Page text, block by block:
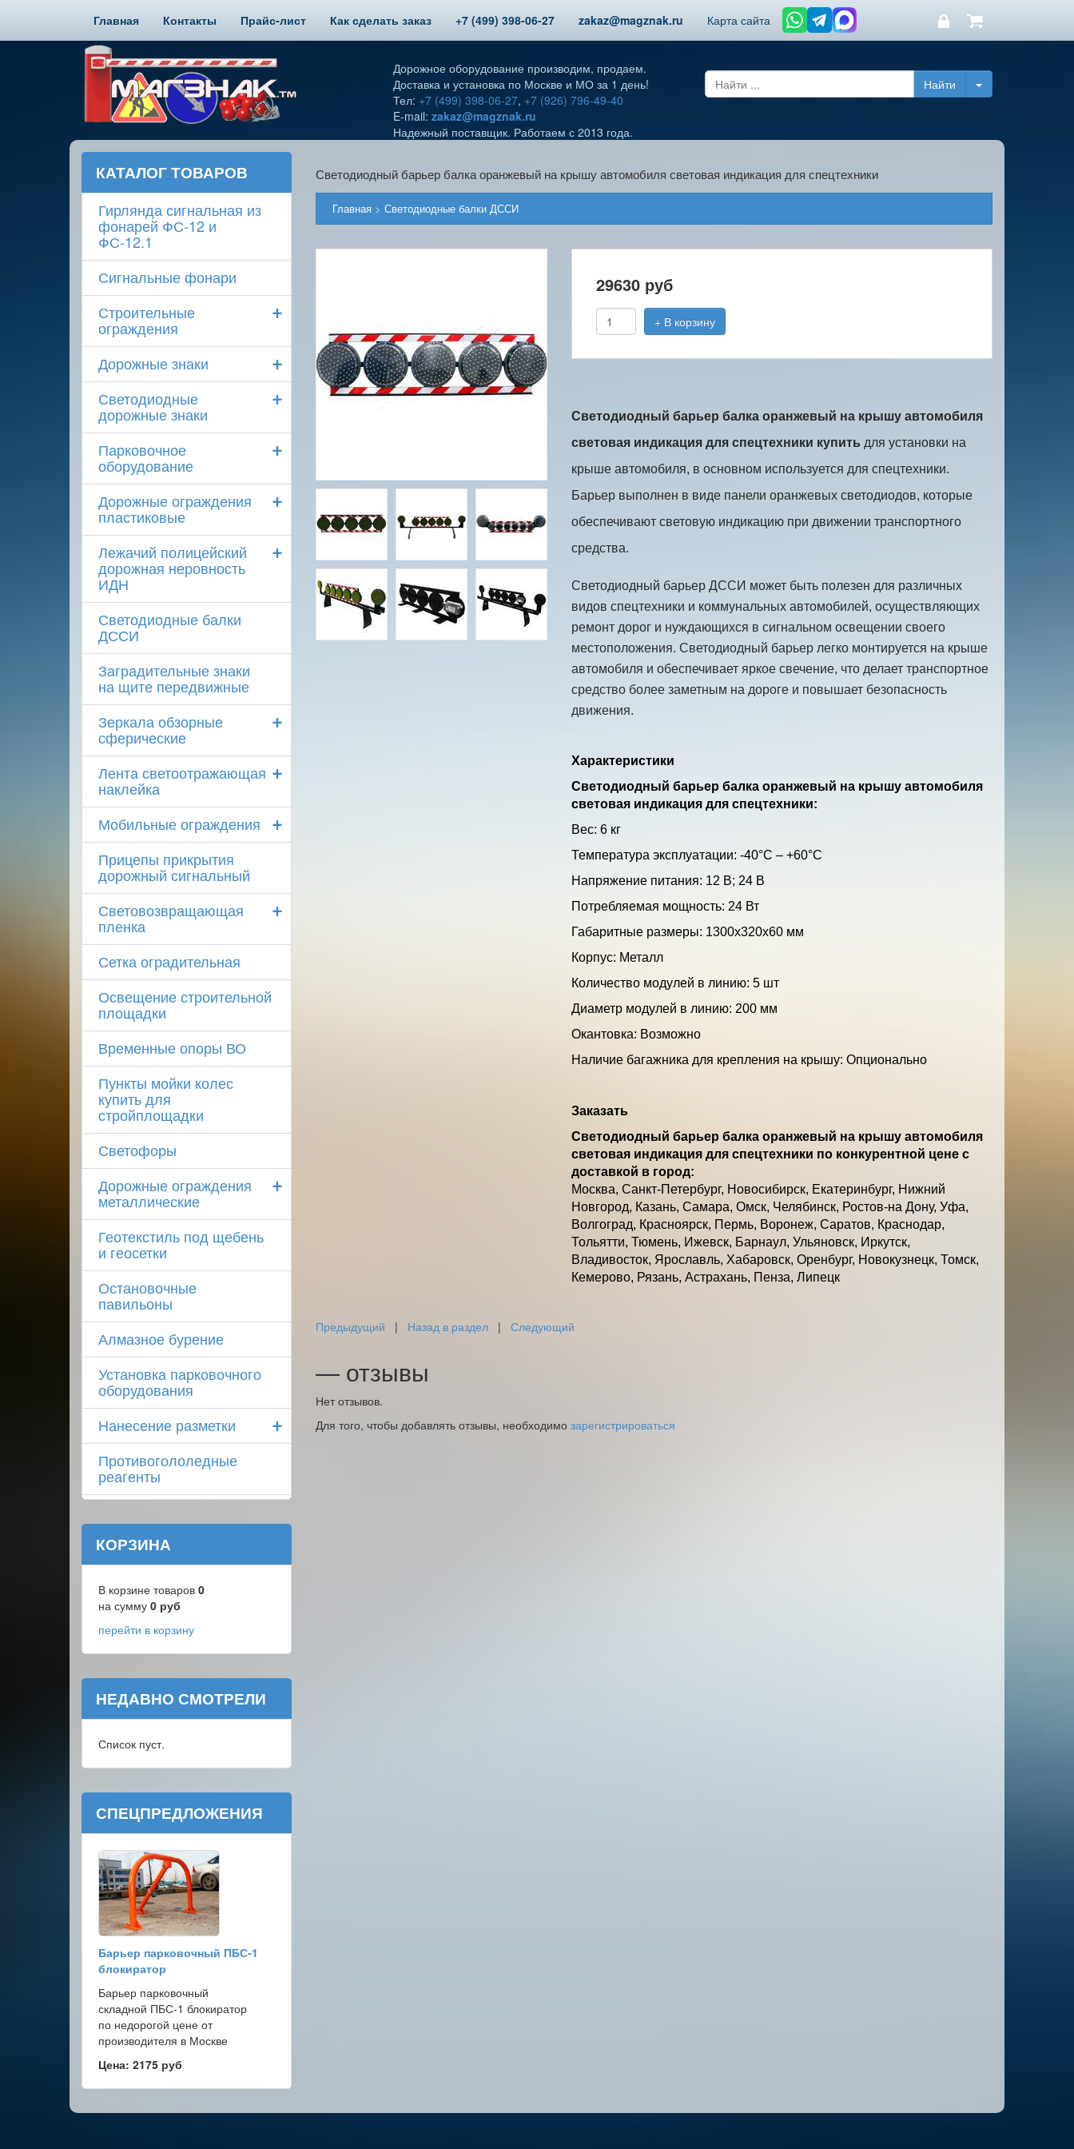
Главная Контакты Прайс-лист Как сделать заказ +7 (499) 398-06-27 zakaz@magznak.ru Карта сайта
Дорожное оборудование производим, продаем.
Доставка и установка по Москве и МО за 1 день!
Тел: +7 (499) 398-06-27, +7 (926) 796-49-40
E-mail: zakaz@magznak.ru
Надежный поставщик. Работаем с 2013 года.
Светодиодный барьер балка оранжевый на крышу автомобиля световая индикация для спецтехники
Главная > Светодиодные балки ДССИ
29630руб
+ В корзину
Светодиодный барьер балка оранжевый на крышу автомобиля
световая индикация для спецтехники купить для установки на
крыше автомобиля, в основном используется для спецтехники.
Барьер выполнен в виде панели оранжевых светодиодов, которые
обеспечивают световую индикацию при движении транспортного
средства.
Светодиодный барьер ДССИ может быть полезен для различных
видов спецтехники и коммунальных автомобилей, осуществляющих
ремонт дорог и нуждающихся в сигнальном освещении своего
местоположения. Светодиодный барьер легко монтируется на крыше
автомобиля и обеспечивает яркое свечение, что делает транспортное
средство более заметным на дороге и повышает безопасность
движения.
Характеристики
Светодиодный барьер балка оранжевый на крышу автомобиля
световая индикация для спецтехники:
Вес: 6 кг
Температура эксплуатации: -40°С – +60°С
Напряжение питания: 12 В; 24 В
Потребляемая мощность: 24 Вт
Габаритные размеры: 1300х320х60 мм
Корпус: Металл
Количество модулей в линию: 5 шт
Диаметр модулей в линию: 200 мм
Окантовка: Возможно
Наличие багажника для крепления на крышу: Опционально
Заказать
Светодиодный барьер балка оранжевый на крышу автомобиля
световая индикация для спецтехники по конкурентной цене с
доставкой в город:
Москва, Санкт-Петербург, Новосибирск, Екатеринбург, Нижний
Новгород, Казань, Самара, Омск, Челябинск, Ростов-на Дону, Уфа,
Волгоград, Красноярск, Пермь, Воронеж, Саратов, Краснодар,
Тольятти, Тюмень, Ижевск, Барнаул, Ульяновск, Иркутск,
Владивосток, Ярославль, Хабаровск, Оренбург, Новокузнецк, Томск,
Кемерово, Рязань, Астрахань, Пенза, Липецк
Предыдущий | Назад в раздел| Следующий
— отзывы
Нет отзывов.
Для того, чтобы добавлять отзывы, необходимо зарегистрироваться
КАТАЛОГ ТОВАРОВ
Гирлянда сигнальная из
фонарей ФС-12 и
ФС-12.1
Сигнальные фонари
+
Строительные
ограждения
+
Дорожные знаки
+
Светодиодные
дорожные знаки
+
Парковочное
оборудование
+
Дорожные ограждения
пластиковые
+
Лежачий полицейский
дорожная неровность
ИДН
Светодиодные балки
ДССИ
Заградительные знаки
на щите передвижные
+
Зеркала обзорные
сферические
+
Лента светоотражающая
наклейка
+
Мобильные ограждения
Прицепы прикрытия
дорожный сигнальный
+
Световозвращающая
пленка
Сетка оградительная
Освещение строительной
площадки
Временные опоры ВО
Пункты мойки колес
купить для
стройплощадки
Светофоры
+
Дорожные ограждения
металлические
Геотекстиль под щебень
и геосетки
Остановочные
павильоны
Алмазное бурение
Установка парковочного
оборудования
+
Нанесение разметки
Противогололедные
реагенты
КОРЗИНА
В корзине товаров 0
на сумму 0 руб
перейти в корзину
НЕДАВНО СМОТРЕЛИ
Список пуст.
СПЕЦПРЕДЛОЖЕНИЯ
Барьер парковочный ПБС-1
блокиратор
Барьер парковочный
складной ПБС-1 блокиратор
по недорогой цене от
производителя в Москве
Цена: 2175 руб